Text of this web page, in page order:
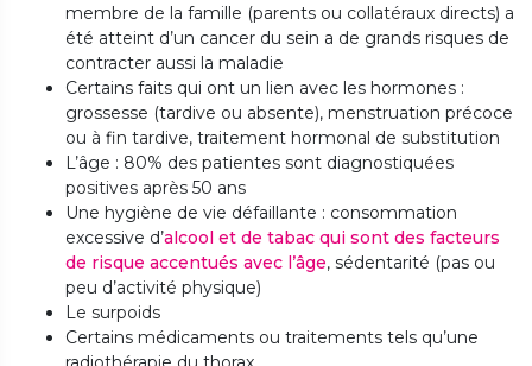
membre de la famille (parents ou collatéraux directs) a
été atteint d’un cancer du sein a de grands risques de
contracter aussi la maladie
Certains faits qui ont un lien avec les hormones :
grossesse (tardive ou absente), menstruation précoce
ou à fin tardive, traitement hormonal de substitution
L’âge : 80% des patientes sont diagnostiquées
positives après 50 ans
Une hygiène de vie défaillante : consommation
excessive d’alcool et de tabac qui sont des facteurs
de risque accentués avec l’âge, sédentarité (pas ou
peu d’activité physique)
Le surpoids
Certains médicaments ou traitements tels qu’une